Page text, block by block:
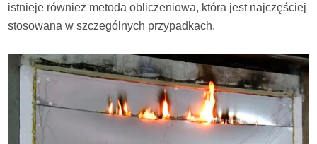
istnieje również metoda obliczeniowa, która jest najczęściej
stosowana w szczególnych przypadkach.